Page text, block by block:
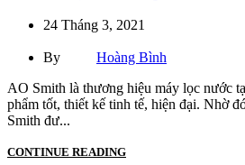
24 Tháng 3, 2021
By
Hoàng Bình
AO Smith là thương hiệu máy lọc nước
phẩm tốt, thiết kế tinh tế, hiện đại. Nhờ
Smith đư...
CONTINUE READING